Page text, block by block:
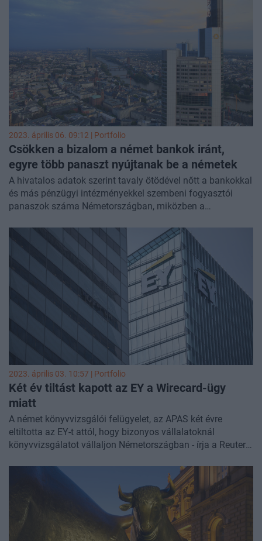
rendőrség nemzetközi elfogatóparancsot adott ki Marsalek
ellen, "milliárdos nagyságrendű csalással" vádolva őt. A
Wirecard 2020-ban jelentett csődöt, miután kiderült, hogy
kifinomult globális csalások miatt 2,13 milliárd dolláros
lyuk tátong a számláin - írja a Reuters.
2023. április 06. 09:12 | Portfolio
Csökken a bizalom a német bankok iránt,
egyre több panaszt nyújtanak be a németek
A hivatalos adatok szerint tavaly ötödével nőtt a bankokkal
és más pénzügyi intézményekkel szembeni fogyasztói
panaszok száma Németországban, miközben a
szektorba vetett bizalom erősítésén – írja a Reuters.
2023. április 03. 10:57 | Portfolio
Két év tiltást kapott az EY a Wirecard-ügy
miatt
A német könyvvizsgálói felügyelet, az APAS két évre
eltiltotta az EY-t attól, hogy bizonyos vállalatoknál
könyvvizsgálatot vállaljon Németországban - írja a Reuters